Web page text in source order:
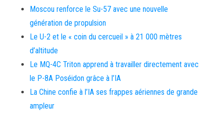
Moscou renforce le Su-57 avec une nouvelle
génération de propulsion
Le U-2 et le « coin du cercueil » à 21 000 mètres
d’altitude
Le MQ-4C Triton apprend à travailler directement avec
le P-8A Poséidon grâce à l’IA
La Chine confie à l’IA ses frappes aériennes de grande
ampleur